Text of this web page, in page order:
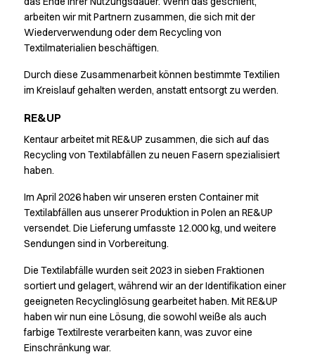
Hosen
Jacken
Kleider
Kochjacken
Kopfbedeckungen
Poloshirts
Schürzen
Sweat- & Fleecejacken
T-Shirts
Westen
Zubehör
A-Collection
HoReCa Collection mit Tencel Lyocell
Oxford-Hemden & Blusen
Performance Suit
Pocket Line
Raw
Rock Cross
arbeiten wir mit Partnern zusammen, die sich mit der
Wiederverwendung oder dem Recycling von
Textilmaterialien beschäftigen.
Durch diese Zusammenarbeit können bestimmte Textilien
im Kreislauf gehalten werden, anstatt entsorgt zu werden.
RE&UP
Kentaur arbeitet mit RE&UP zusammen, die sich auf das
Recycling von Textilabfällen zu neuen Fasern spezialisiert
haben.
Im April 2026 haben wir unseren ersten Container mit
Textilabfällen aus unserer Produktion in Polen an RE&UP
versendet. Die Lieferung umfasste 12.000 kg, und weitere
Sendungen sind in Vorbereitung.
Die Textilabfälle wurden seit 2023 in sieben Fraktionen
sortiert und gelagert, während wir an der Identifikation einer
geeigneten Recyclinglösung gearbeitet haben. Mit RE&UP
haben wir nun eine Lösung, die sowohl weiße als auch
farbige Textilreste verarbeiten kann, was zuvor eine
Einschränkung war.